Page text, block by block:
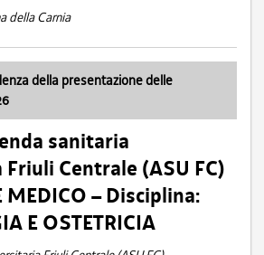
della Carnia
della presentazione delle
sanitaria
Centrale (ASU FC)
MEDICO – Disciplina:
E OSTETRICIA